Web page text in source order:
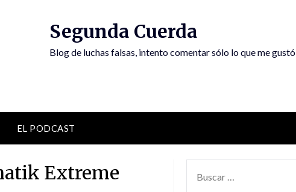
Segunda Cuerda
Blog de luchas falsas, intento comentar sólo lo que me gustó
EL PODCAST
Extreme
POR: